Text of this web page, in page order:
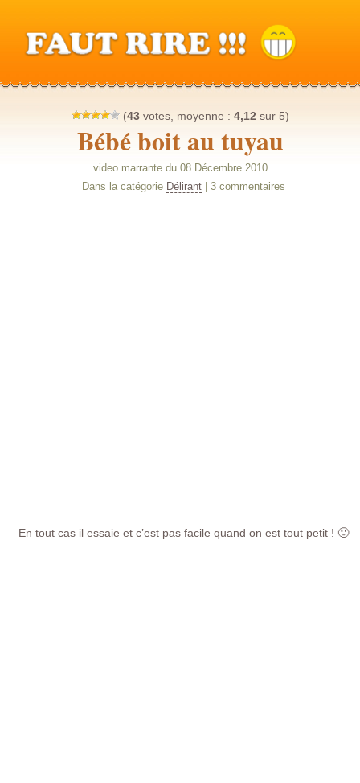
(43votes, moyenne : 4,12 sur 5)
Bébé boit au tuyau
video marrante du 08 Décembre 2010
Dans la catégorie Délirant| 3 commentaires
En tout cas il essaie et c’est pas facile quand on est tout petit ! 🙂